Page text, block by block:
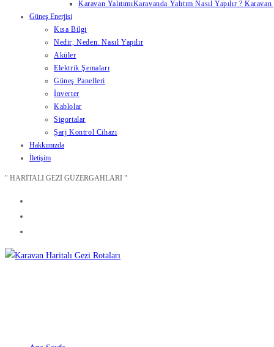
Karavan YalıtımıKaravanda Yalıtım Nasıl Yapılır ?
Güneş Enerjisi
Kısa Bilgi
Nedir, Neden. Nasıl Yapılır
Aküler
Elektrik Şemaları
Güneş Panelleri
İnverter
Kablolar
Sigortalar
Şarj Kontrol Cihazı
Hakkımızda
İletişim
" HARİTALI GEZİ GÜZERGAHLARI "